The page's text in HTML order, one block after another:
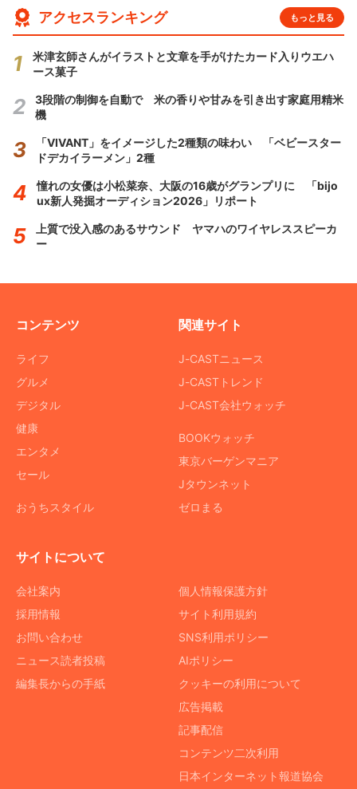
アクセスランキング もっと見る
米津玄師さんがイラストと文章を手がけたカード入りウエハ
ース菓子
3段階の制御を自動で 米の香りや甘みを引き出す家庭用精米
機
「VIVANT」をイメージした2種類の味わい 「ベビースター
ドデカイラーメン」2種
憧れの女優は小松菜奈、大阪の16歳がグランプリに 「bijo
ux新人発掘オーディション2026」リポート
上質で没入感のあるサウンド ヤマハのワイヤレススピーカ
ー
コンテンツ
ライフ
グルメ
デジタル
健康
エンタメ
セール
おうちスタイル
関連サイト
J-CASTニュース
J-CASTトレンド
J-CAST会社ウォッチ
BOOKウォッチ
東京バーゲンマニア
Jタウンネット
ゼロまる
サイトについて
会社案内
採用情報
お問い合わせ
ニュース読者投稿
編集長からの手紙
個人情報保護方針
サイト利用規約
SNS利用ポリシー
AIポリシー
クッキーの利用について
広告掲載
記事配信
コンテンツ二次利用
日本インターネット報道協会